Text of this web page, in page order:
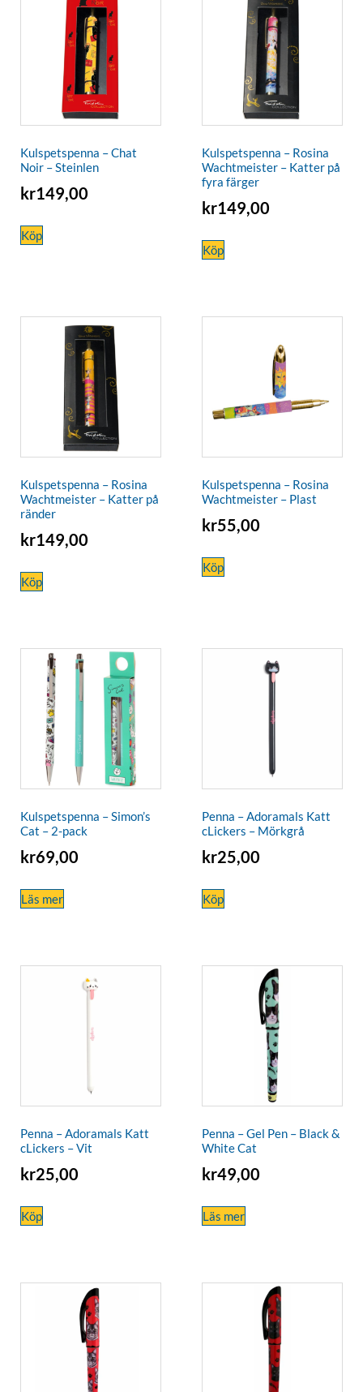
Kulspetspenna – Chat
Noir – Steinlen
kr149,00
Köp
Kulspetspenna – Rosina
Wachtmeister – Katter på
fyra färger
kr149,00
Köp
Kulspetspenna – Rosina
Wachtmeister – Katter på
ränder
kr149,00
Köp
Kulspetspenna – Rosina
Wachtmeister – Plast
kr55,00
Köp
Kulspetspenna – Simon’s
Cat – 2-pack
kr69,00
Läs mer
Penna – Adoramals Katt
cLickers – Mörkgrå
kr25,00
Köp
Penna – Adoramals Katt
cLickers – Vit
kr25,00
Köp
Penna – Gel Pen – Black &
White Cat
kr49,00
Läs mer